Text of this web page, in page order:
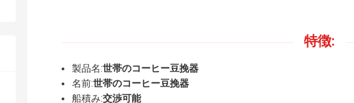
特徴:
製品名:世帯のコーヒー豆挽器
名前:世帯のコーヒー豆挽器
船積み:交渉可能